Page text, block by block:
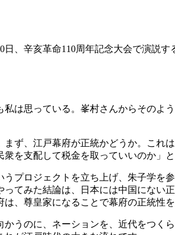
日、辛亥革命110周年記念大会で演説
は思っている。峯村さんからそのよ
ず、江戸幕府が正統かどうか。これ
を支配して税金を取っていいのか」
プロジェクトを立ち上げ、朱子学を
てみた結論は、日本には中国にない
、尊皇家になることで幕府の正統性を
うのに、ネーションを、近代をつく